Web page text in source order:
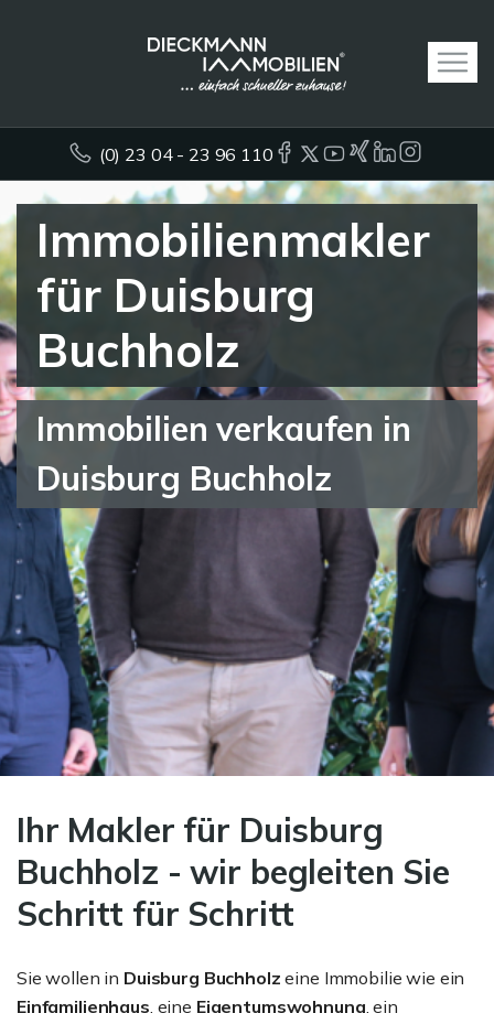
(0) 23 04 - 23 96 110
Immobilienmakler
für Duisburg
Buchholz
Immobilien verkaufen in
Duisburg Buchholz
Ihr Makler für Duisburg
Buchholz - wir begleiten Sie
Schritt für Schritt
Sie wollen in Duisburg Buchholzeine Immobilie wie ein
Einfamilienhaus, eine Eigentumswohnung, ein